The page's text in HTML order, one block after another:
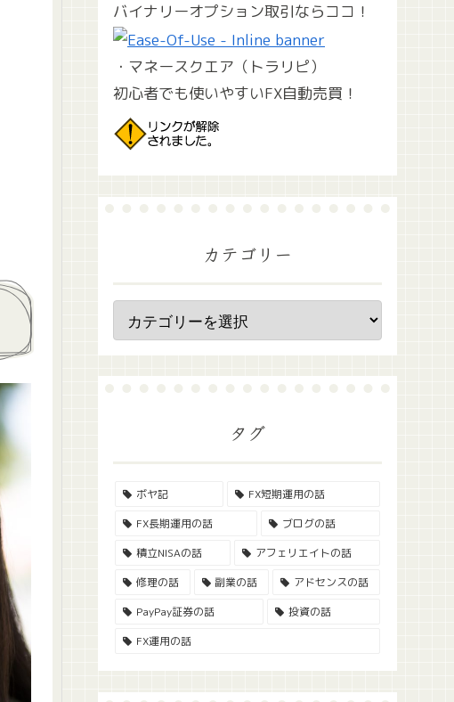
バイナリーオプション取引ならココ！
・マネースクエア（トラリピ）
初心者でも使いやすいFX自動売買！
カテゴリー
タグ
ボヤ記
FX短期運用の話
FX長期運用の話
ブログの話
積立NISAの話
アフェリエイトの話
修理の話
副業の話
アドセンスの話
PayPay証券の話
投資の話
FX運用の話